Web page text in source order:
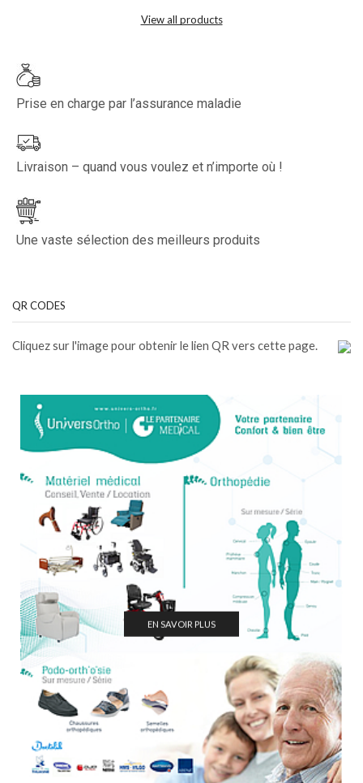
View all products
Prise en charge par l’assurance maladie
Livraison – quand vous voulez et n’importe où !
Une vaste sélection des meilleurs produits
QR CODES
Cliquez sur l'image pour obtenir le lien QR vers cette page.
EN SAVOIR PLUS